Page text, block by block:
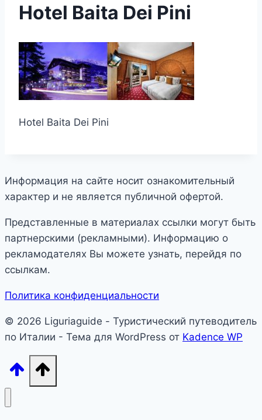
Hotel Baita Dei Pini
Hotel Baita Dei Pini
Информация на сайте носит ознакомительный
характер и не является публичной офертой.
Представленные в материалах ссылки могут быть
партнерскими (рекламными). Информацию о
рекламодателях Вы можете узнать, перейдя по
ссылкам.
Политика конфиденциальности
© 2026 Liguriaguide - Туристический путеводитель
по Италии - Тема для WordPress от Kadence WP